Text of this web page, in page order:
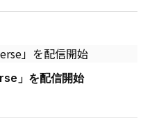
」を配信開始